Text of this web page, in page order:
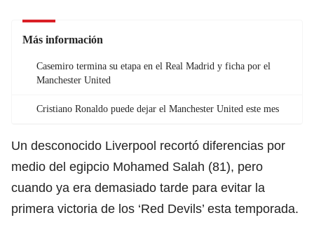
Más información
Casemiro termina su etapa en el Real Madrid y ficha por el
Manchester United
Cristiano Ronaldo puede dejar el Manchester United este mes
Un desconocido Liverpool recortó diferencias por
medio del egipcio Mohamed Salah (81), pero
cuando ya era demasiado tarde para evitar la
primera victoria de los ‘Red Devils’ esta temporada.